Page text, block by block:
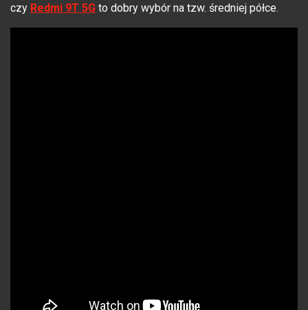
czy Redmi 9T 5G to dobry wybór na tzw. średniej półce.